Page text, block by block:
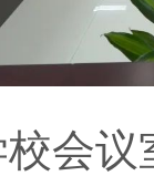
议